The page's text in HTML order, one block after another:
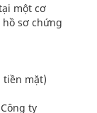
một cơ
sơ chứng
tiền mặt)
ty